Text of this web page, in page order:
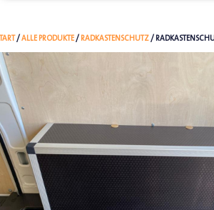
/ALLE PRODUKTE/ RADKASTENSCHUTZ/